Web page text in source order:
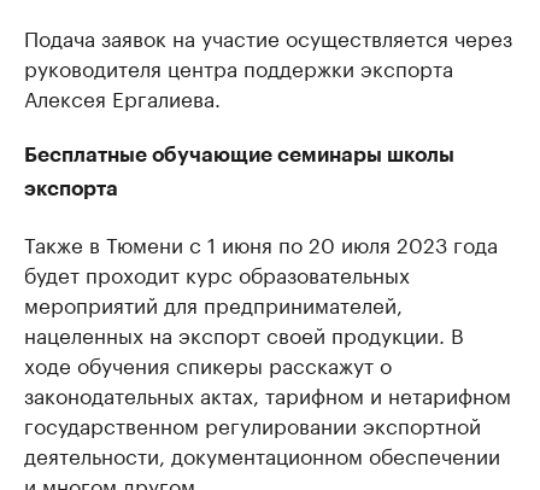
Подача заявок на участие осуществляется через
руководителя центра поддержки экспорта
Алексея Ергалиева.
Бесплатные обучающие семинары школы
экспорта
Также в Тюмени с 1 июня по 20 июля 2023 года
будет проходит курс образовательных
мероприятий для предпринимателей,
нацеленных на экспорт своей продукции. В
ходе обучения спикеры расскажут о
законодательных актах, тарифном и нетарифном
государственном регулировании экспортной
деятельности, документационном обеспечении